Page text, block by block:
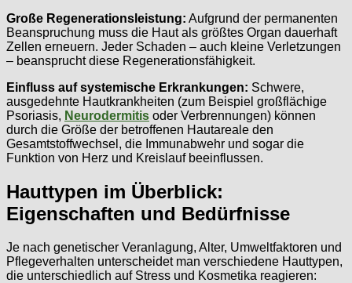
Große Regenerationsleistung: Aufgrund der permanenten
Beanspruchung muss die Haut als größtes Organ dauerhaft
Zellen erneuern. Jeder Schaden – auch kleine Verletzungen
– beansprucht diese Regenerationsfähigkeit.
Einfluss auf systemische Erkrankungen: Schwere,
ausgedehnte Hautkrankheiten (zum Beispiel großflächige
Psoriasis, Neurodermitis oder Verbrennungen) können
durch die Größe der betroffenen Hautareale den
Gesamtstoffwechsel, die Immunabwehr und sogar die
Funktion von Herz und Kreislauf beeinflussen.
Hauttypen im Überblick:
Eigenschaften und Bedürfnisse
Je nach genetischer Veranlagung, Alter, Umweltfaktoren und
Pflegeverhalten unterscheidet man verschiedene Hauttypen,
die unterschiedlich auf Stress und Kosmetika reagieren: